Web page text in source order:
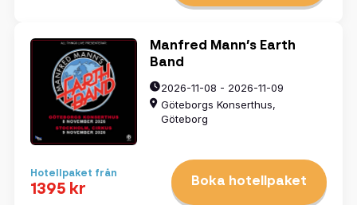
Manfred Mann’s Earth
Band
2026-11-08 - 2026-11-09
Göteborgs Konserthus,
Göteborg
Hotellpaket från
1395 kr Boka hotellpaket